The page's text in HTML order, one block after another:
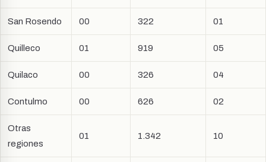
San Rosendo 00 322 01
Quilleco 01 919 05
Quilaco 00 326 04
Contulmo 00 626 02
Otras
regiones
01 1.342 10